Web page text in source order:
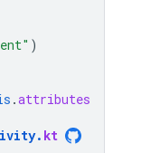
)
.attributes
. kt